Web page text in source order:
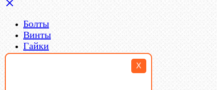
X
Болты
Винты
Гайки
Заклепки